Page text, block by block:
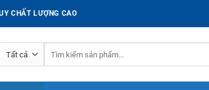
CHẤT LƯỢNG CAO
kiếm: